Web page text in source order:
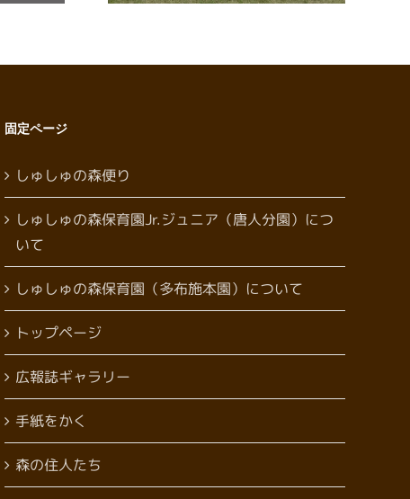
固定ページ
しゅしゅの森便り
しゅしゅの森保育園Jr.ジュニア（唐人分園）につ
いて
しゅしゅの森保育園（多布施本園）について
トップページ
広報誌ギャラリー
手紙をかく
森の住人たち